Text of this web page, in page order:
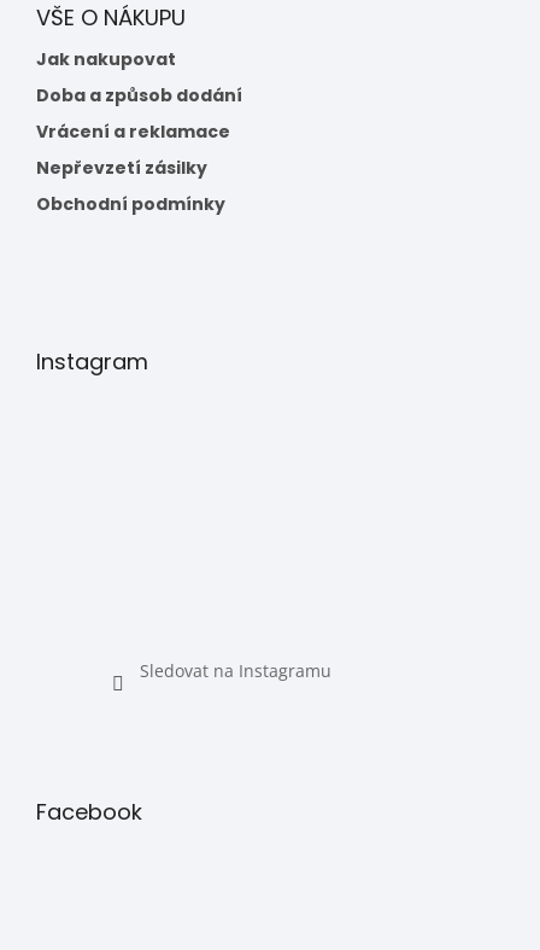
VŠE O NÁKUPU
Jak nakupovat
Doba a způsob dodání
Vrácení a reklamace
Nepřevzetí zásilky
Obchodní podmínky
Instagram
Sledovat na Instagramu
Facebook